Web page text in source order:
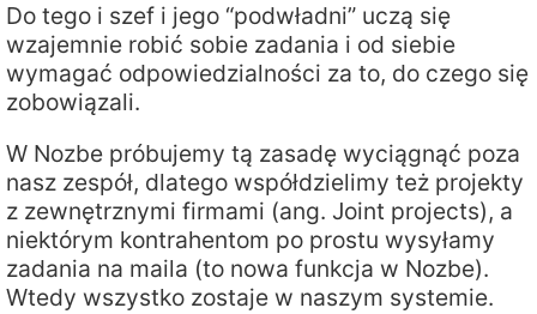
Do tego i szef i jego “podwładni” uczą się
wzajemnie robić sobie zadania i od siebie
wymagać odpowiedzialności za to, do czego się
zobowiązali.
W Nozbe próbujemy tą zasadę wyciągnąć poza
nasz zespół, dlatego współdzielimy też projekty
z zewnętrznymi firmami (ang. Joint projects), a
niektórym kontrahentom po prostu wysyłamy
zadania na maila (to nowa funkcja w Nozbe).
Wtedy wszystko zostaje w naszym systemie.